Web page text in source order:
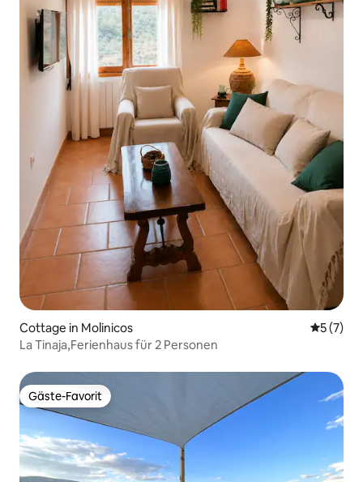
Cottage in Molinicos
5 (7)
La Tinaja,Ferienhaus für 2 Personen
Gäste-Favorit
Gäste-Favorit